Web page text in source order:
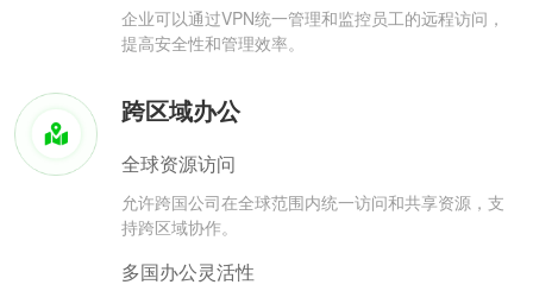
企业可以通过VPN统一管理和监控员工的远程访问，
提高安全性和管理效率。
跨区域办公
全球资源访问
允许跨国公司在全球范围内统一访问和共享资源，支
持跨区域协作。
多国办公灵活性